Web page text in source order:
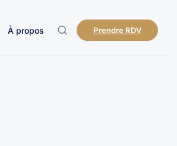
À propos Prendre RDV